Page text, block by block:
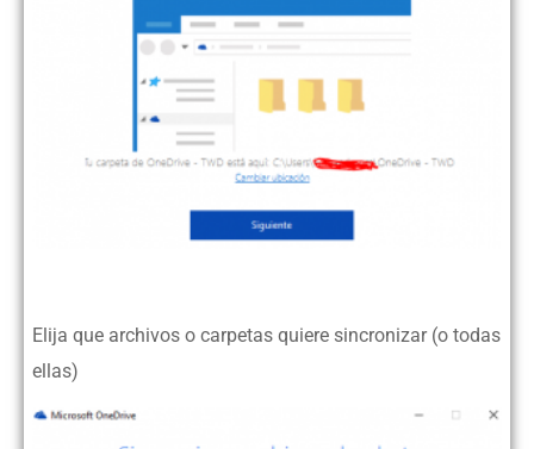
Elija que archivos o carpetas quiere sincronizar (o todas
ellas)